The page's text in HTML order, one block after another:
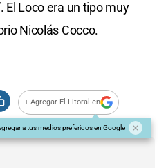
El Loco era un tipo muy
Nicolás Cocco.
+ Agregar El Litoral en
a tus medios preferidos en Google